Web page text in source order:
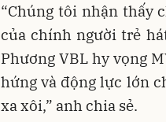
“Chúng tôi nhận thấy
của chính người trẻ
Phương VBL hy vọng
hứng và động lực lớn
xa xôi,” anh chia sẻ.